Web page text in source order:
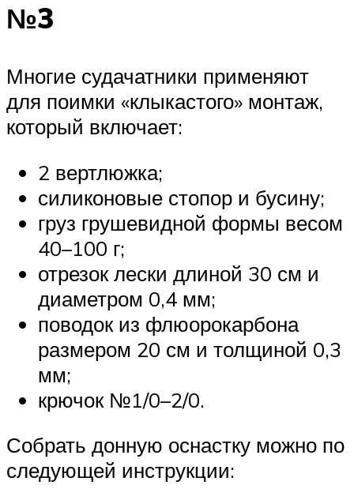
№3
Многие судачатники применяют
для поимки «клыкастого» монтаж,
который включает:
2 вертлюжка;
силиконовые стопор и бусину;
груз грушевидной формы весом
40–100 г;
отрезок лески длиной 30 см и
диаметром 0,4 мм;
поводок из флюорокарбона
размером 20 см и толщиной 0,3
мм;
крючок №1/0–2/0.
Собрать донную оснастку можно по
следующей инструкции: